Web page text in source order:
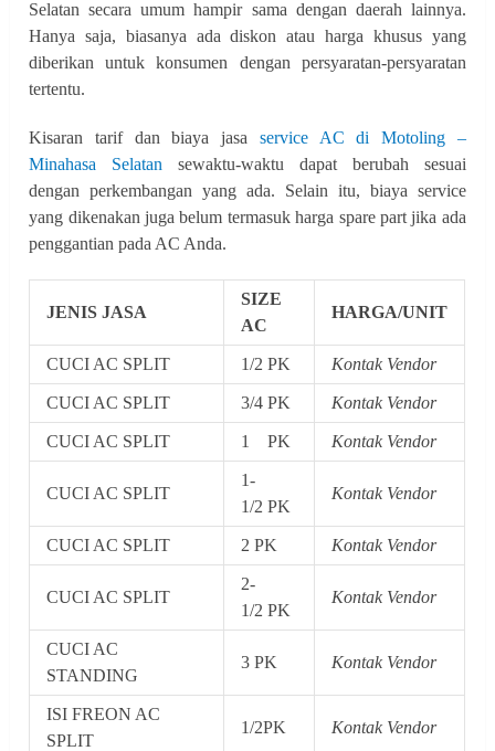
Selatan secara umum hampir sama dengan daerah lainnya.
Hanya saja, biasanya ada diskon atau harga khusus yang
diberikan untuk konsumen dengan persyaratan-persyaratan
tertentu.
Kisaran tarif dan biaya jasa service AC di Motoling –
Minahasa Selatan sewaktu-waktu dapat berubah sesuai
dengan perkembangan yang ada. Selain itu, biaya service
yang dikenakan juga belum termasuk harga spare part jika ada
penggantian pada AC Anda.
JENIS JASA
SIZE
AC
HARGA/UNIT
CUCI AC SPLIT 1/2 PK Kontak Vendor
CUCI AC SPLIT 3/4 PK Kontak Vendor
CUCI AC SPLIT 1 PK Kontak Vendor
CUCI AC SPLIT
1-
1/2 PK
Kontak Vendor
CUCI AC SPLIT 2 PK Kontak Vendor
CUCI AC SPLIT
2-
1/2 PK
Kontak Vendor
CUCI AC
STANDING
3 PK Kontak Vendor
ISI FREON AC
SPLIT
1/2PK Kontak Vendor